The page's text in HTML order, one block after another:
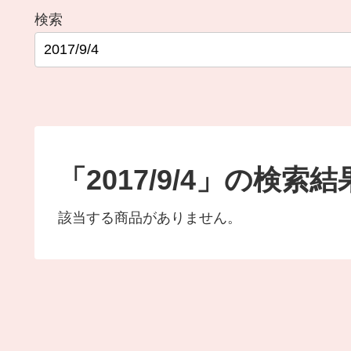
検索
「2017/9/4」の検索結
該当する商品がありません。